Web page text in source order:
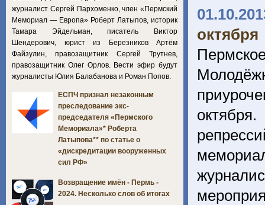
октября
журналист Сергей Пархоменко, член «Пермский
Мемориал — Европа» Роберт Латыпов, историк
Тамара Эйдельман, писатель Виктор
Шендерович, юрист из Березников Артём
Файзулин, правозащитник Сергей Трутнев,
правозащитник Олег Орлов. Вести эфир будут
журналисты Юлия Балабанова и Роман Попов.
ЕСПЧ признал незаконным
преследование экс-
председателя «Пермского
Мемориала»* Роберта
Латыпова** по статье о
«дискредитации вооруженных
сил РФ»
Возвращение имён - Пермь -
2024. Несколько слов об итогах